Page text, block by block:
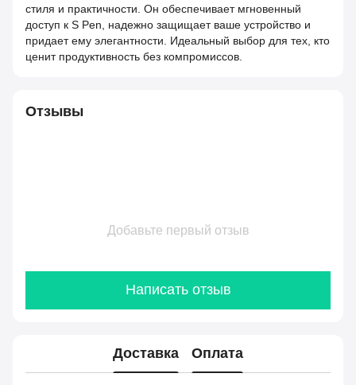
стиля и практичности. Он обеспечивает мгновенный
доступ к S Pen, надежно защищает ваше устройство и
придает ему элегантности. Идеальный выбор для тех, кто
ценит продуктивность без компромиссов.
Отзывы
Добавьте первый отзыв
Написать отзыв
Доставка Оплата